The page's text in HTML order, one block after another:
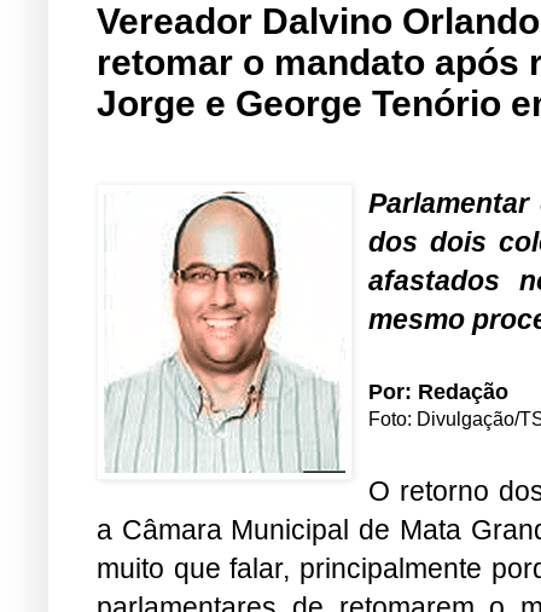
Vereador Dalvino
retomar o mandato após
Jorge e George Tenório
dos dois
afastados
mesmo
Por: Redação
Foto: Divulgação/
O retorno
a Câmara Municipal de Mata
muito que falar, principalmente